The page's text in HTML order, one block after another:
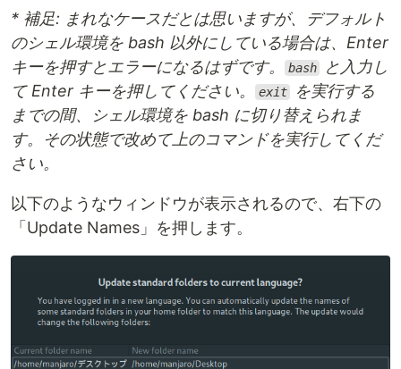
* 補足: まれなケースだとは思いますが、デフォルト
のシェル環境を bash 以外にしている場合は、Enter
キーを押すとエラーになるはずです。
bash
と入力し
て Enter キーを押してください。
exit
を実行する
までの間、シェル環境を bash に切り替えられま
す。その状態で改めて上のコマンドを実行してくだ
さい。
以下のようなウィンドウが表示されるので、右下の
「Update Names」を押します。